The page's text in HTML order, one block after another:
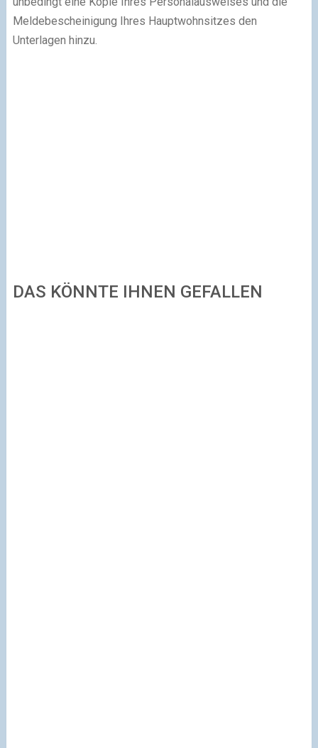
Meldebescheinigung Ihres Hauptwohnsitzes den
Unterlagen hinzu.
DAS KÖNNTE IHNEN GEFALLEN